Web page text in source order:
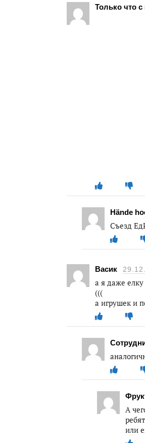
Только что с
Hände
Съезд
Васик
а я даже
(((
а игрушек и
А
или